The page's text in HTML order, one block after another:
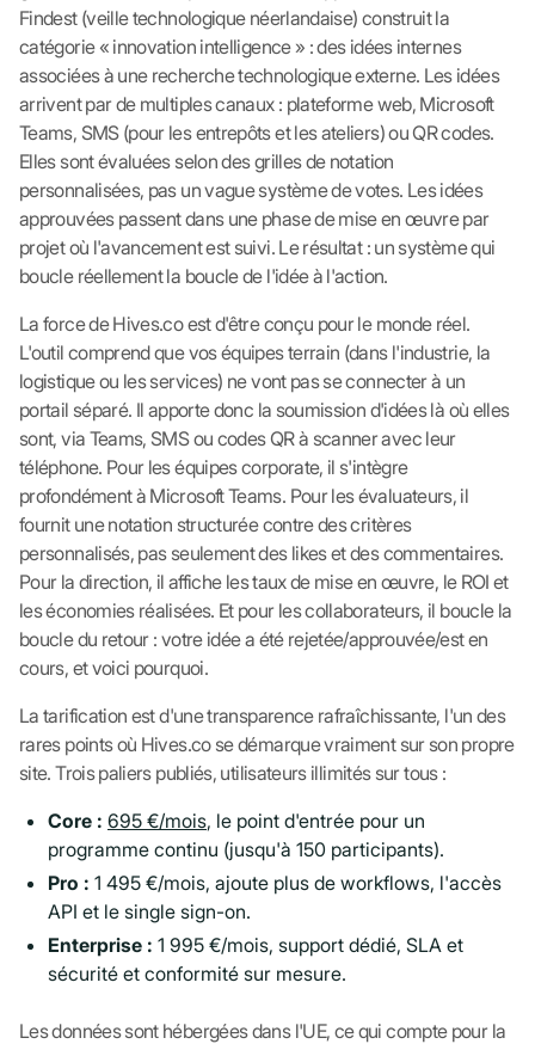
Findest (veille technologique néerlandaise) construit la
catégorie « innovation intelligence » : des idées internes
associées à une recherche technologique externe. Les idées
arrivent par de multiples canaux : plateforme web, Microsoft
Teams, SMS (pour les entrepôts et les ateliers) ou QR codes.
Elles sont évaluées selon des grilles de notation
personnalisées, pas un vague système de votes. Les idées
approuvées passent dans une phase de mise en œuvre par
projet où l'avancement est suivi. Le résultat : un système qui
boucle réellement la boucle de l'idée à l'action.
La force de Hives.co est d'être conçu pour le monde réel.
L'outil comprend que vos équipes terrain (dans l'industrie, la
logistique ou les services) ne vont pas se connecter à un
portail séparé. Il apporte donc la soumission d'idées là où elles
sont, via Teams, SMS ou codes QR à scanner avec leur
téléphone. Pour les équipes corporate, il s'intègre
profondément à Microsoft Teams. Pour les évaluateurs, il
fournit une notation structurée contre des critères
personnalisés, pas seulement des likes et des commentaires.
Pour la direction, il affiche les taux de mise en œuvre, le ROI et
les économies réalisées. Et pour les collaborateurs, il boucle la
boucle du retour : votre idée a été rejetée/approuvée/est en
cours, et voici pourquoi.
La tarification est d'une transparence rafraîchissante, l'un des
rares points où Hives.co se démarque vraiment sur son propre
site. Trois paliers publiés, utilisateurs illimités sur tous :
Core : 695 €/mois, le point d'entrée pour un
programme continu (jusqu'à 150 participants).
Pro : 1 495 €/mois, ajoute plus de workflows, l'accès
API et le single sign-on.
Enterprise : 1 995 €/mois, support dédié, SLA et
sécurité et conformité sur mesure.
Les données sont hébergées dans l'UE, ce qui compte pour la